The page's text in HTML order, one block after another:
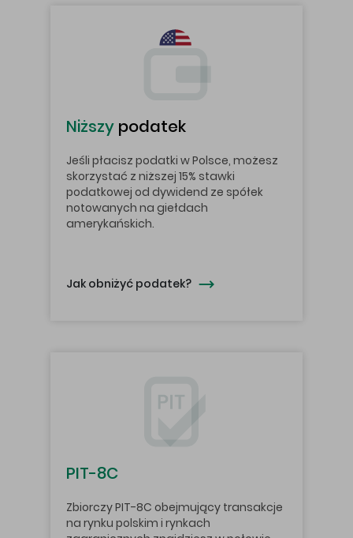
Niższy podatek
Jeśli płacisz podatki w Polsce, możesz
skorzystać z niższej 15% stawki
podatkowej od dywidend ze spółek
notowanych na giełdach
amerykańskich.
Jak obniżyć podatek?
PIT-8C
Zbiorczy PIT-8C obejmujący transakcje
na rynku polskim i rynkach